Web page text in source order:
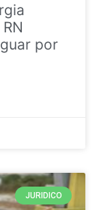
por
JURIDICO